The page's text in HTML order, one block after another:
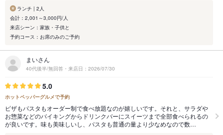
ランチ | 2人
会計：2,001～3,000円/人
来店シーン：家族・子供と
予約コース：お席のみのご予約
まいさん
40代後半/無回答・来店日：2026/07/30
5.0
ホットペッパーグルメで予約
ピザもパスタもオーダー制で食べ放題なのが嬉しいです。それと、サラダや
お惣菜などのバイキングからドリンクバーにスイーツまで全部食べられるの
が良いです。味も美味しいし、パスタも普通の量より少なめなので数…